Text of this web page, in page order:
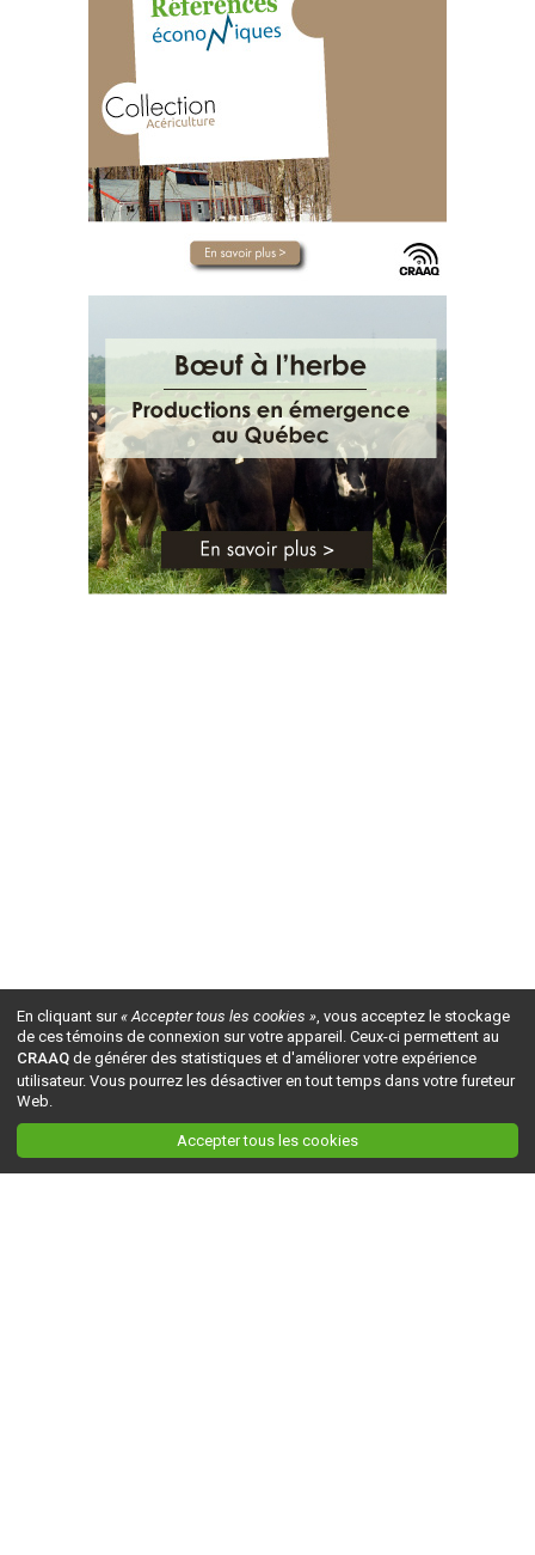
En cliquant sur« Accepter tous les cookies », vous acceptez le stockage
de ces témoins de connexion sur votre appareil. Ceux-ci permettent au
CRAAQ de générer des statistiques et d'améliorer votre expérience
utilisateur. Vous pourrez les désactiver en tout temps dans votre fureteur
Web.
Accepter tous les cookies